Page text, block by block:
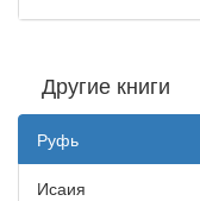
Другие книги
Руфь
Исаия